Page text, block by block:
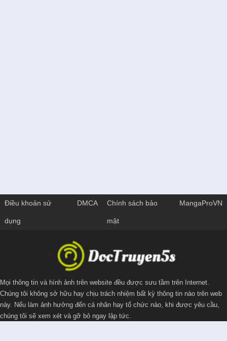
Điều khoản sử
dụng
DMCA Chính sách bảo
mật
MangaProVN
Mọi thông tin và hình ảnh trên website đều được sưu tầm trên Internet.
Chúng tôi không sở hữu hay chịu trách nhiệm bất kỳ thông tin nào trên web
này. Nếu làm ảnh hưởng đến cá nhân hay tổ chức nào, khi được yêu cầu,
chúng tôi sẽ xem xét và gỡ bỏ ngay lập tức.